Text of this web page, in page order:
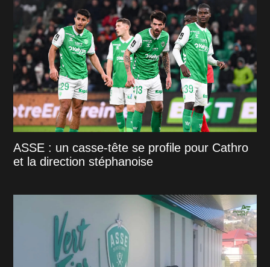
ASSE : un casse-tête se profile pour Cathro
et la direction stéphanoise